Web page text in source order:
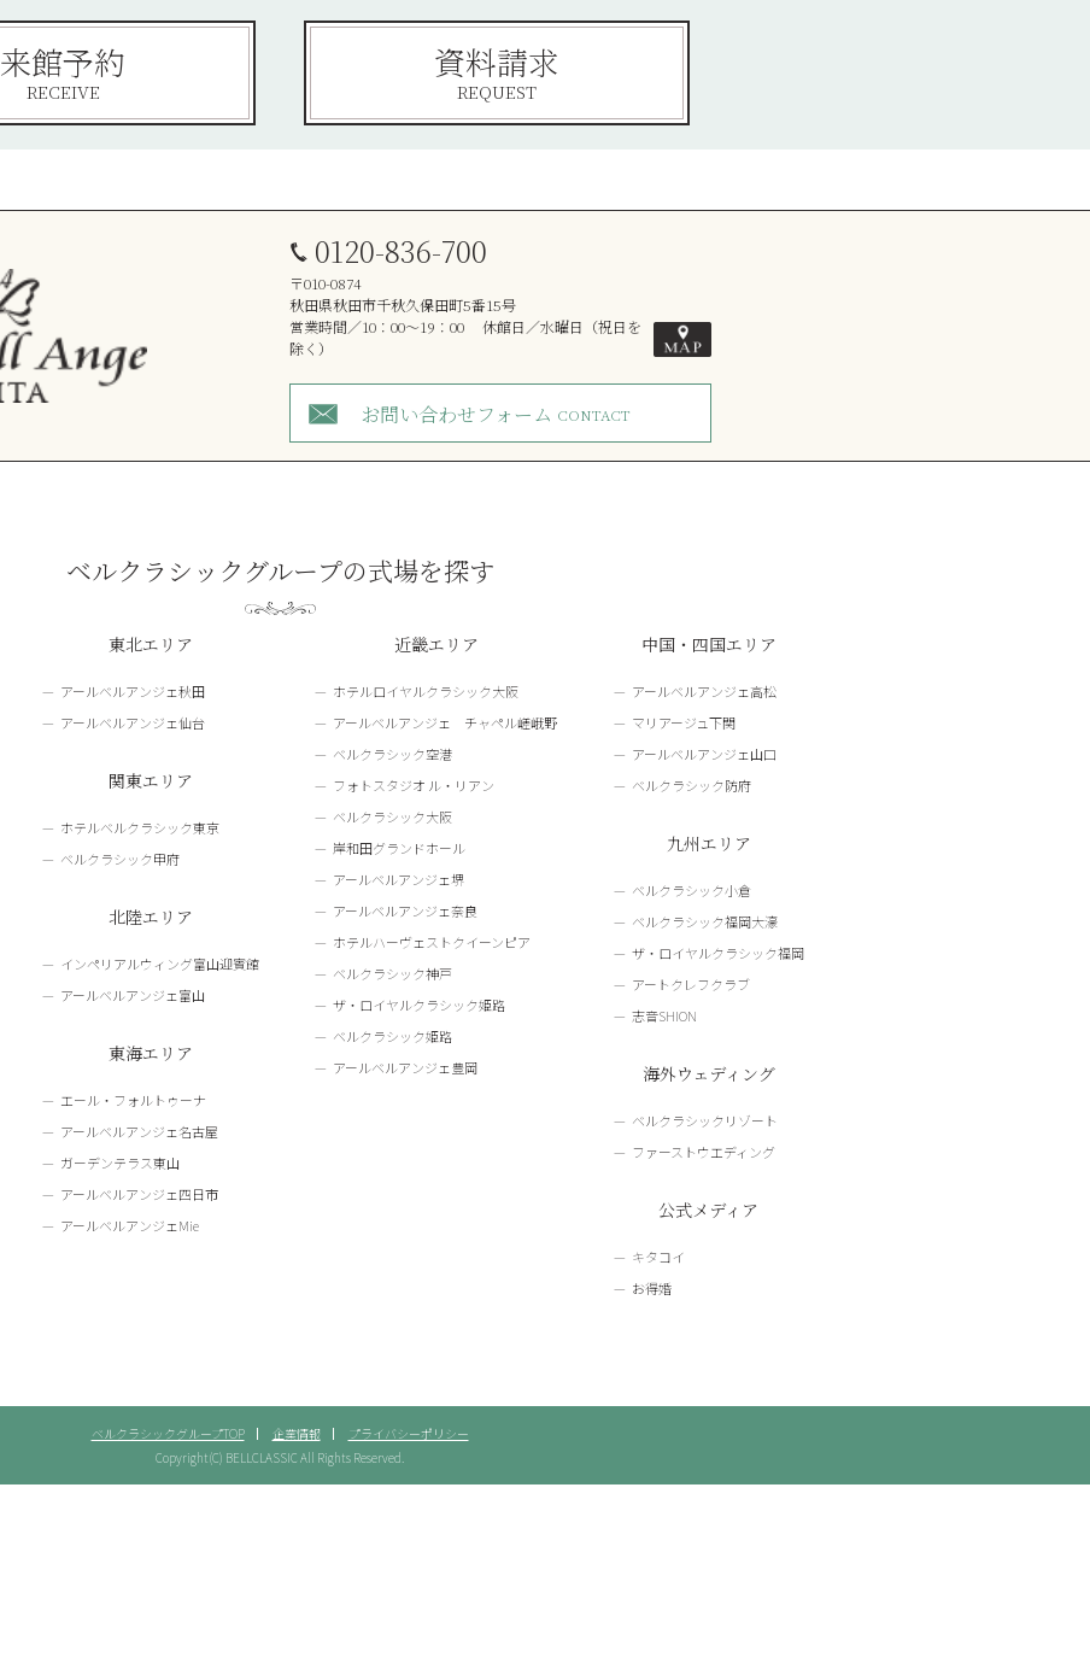
来館予約
RECEIVE
資料請求
REQUEST
0120-836-700
〒010-0874
秋田県秋田市千秋久保田町5番15号
営業時間／10：00～19：00 休館日／水曜日（祝日を
除く）
お問い合わせフォーム CONTACT
ベルクラシックグループの式場を探す
東北エリア
アールベルアンジェ秋田
アールベルアンジェ仙台
関東エリア
ホテルベルクラシック東京
ベルクラシック甲府
北陸エリア
インペリアルウィング富山迎賓館
アールベルアンジェ富山
東海エリア
エール・フォルトゥーナ
アールベルアンジェ名古屋
ガーデンテラス東山
アールベルアンジェ四日市
アールベルアンジェMie
近畿エリア
ホテルロイヤルクラシック大阪
アールベルアンジェ チャペル嵯峨野
ベルクラシック空港
フォトスタジオ ル・リアン
ベルクラシック大阪
岸和田グランドホール
アールベルアンジェ堺
アールベルアンジェ奈良
ホテルハーヴェストクイーンピア
ベルクラシック神戸
ザ・ロイヤルクラシック姫路
ベルクラシック姫路
アールベルアンジェ豊岡
中国・四国エリア
アールベルアンジェ高松
マリアージュ下関
アールベルアンジェ山口
ベルクラシック防府
九州エリア
ベルクラシック小倉
ベルクラシック福岡大濠
ザ・ロイヤルクラシック福岡
アートクレフクラブ
志音SHION
海外ウェディング
ベルクラシックリゾート
ファーストウエディング
公式メディア
キタコイ
お得婚
ベルクラシックグループTOP 企業情報
プライバシーポリシー
Copyright(C) BELLCLASSIC All Rights Reserved.